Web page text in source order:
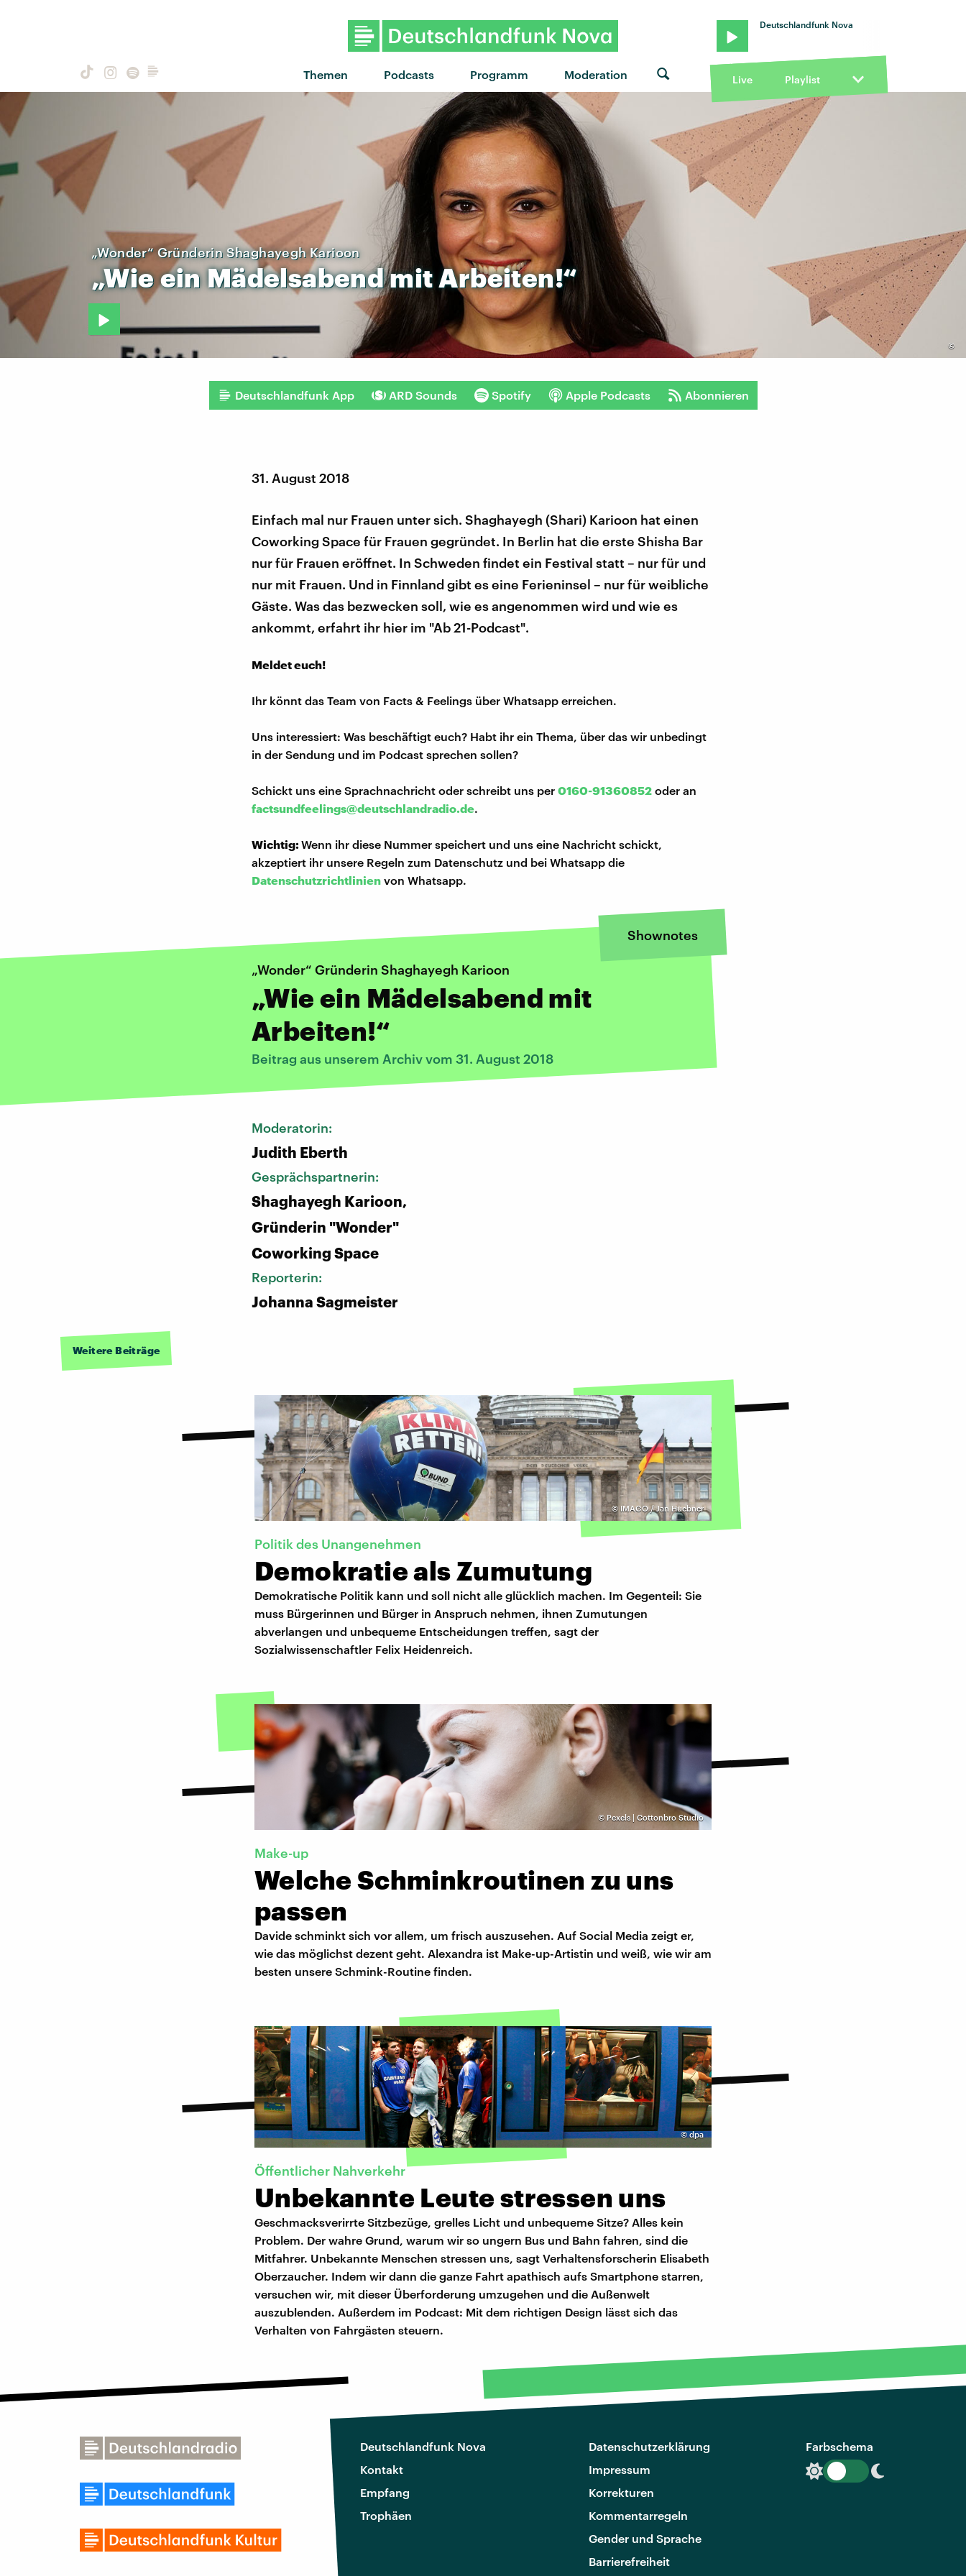
Themen Podcasts Programm Moderation
Deutschlandfunk Nova
Live Playlist
©
„Wonder“ Gründerin Shaghayegh Karioon
„WieeinMädelsabendmit Arbeiten!“
Deutschlandfunk App ARD Sounds Spotify Apple Podcasts Abonnieren
31. August 2018
Einfach mal nur Frauen unter sich. Shaghayegh (Shari) Karioon hat einen
Coworking Space für Frauen gegründet. In Berlin hat die erste Shisha Bar
nur für Frauen eröffnet. In Schweden findet ein Festival statt – nur für und
nur mit Frauen. Und in Finnland gibt es eine Ferieninsel – nur für weibliche
Gäste. Was das bezwecken soll, wie es angenommen wird und wie es
ankommt, erfahrt ihr hier im "Ab 21-Podcast".
Meldet euch!
Ihr könnt das Team von Facts & Feelings über Whatsapp erreichen.
Uns interessiert: Was beschäftigt euch? Habt ihr ein Thema, über das wir unbedingt
in der Sendung und im Podcast sprechen sollen?
Schickt uns eine Sprachnachricht oder schreibt uns per 0160-91360852 oder an
factsundfeelings@deutschlandradio.de.
Wichtig:Wenn ihr diese Nummer speichert und uns eine Nachricht schickt,
akzeptiert ihr unsere Regeln zum Datenschutz und bei Whatsapp die
Datenschutzrichtlinien von Whatsapp.
Shownotes
„Wonder“ Gründerin Shaghayegh Karioon
„Wie ein Mädelsabend mit
Arbeiten!“
Beitrag aus unserem Archiv vom 31. August 2018
Moderatorin:
Judith Eberth
Gesprächspartnerin:
Shaghayegh Karioon,
Gründerin "Wonder"
Coworking Space
Reporterin:
Johanna Sagmeister
Weitere Beiträge
© IMAGO / Jan Huebner
Politik des Unangenehmen
Demokratie als Zumutung
Demokratische Politik kann und soll nicht alle glücklich machen. Im Gegenteil: Sie
muss Bürgerinnen und Bürger in Anspruch nehmen, ihnen Zumutungen
abverlangen und unbequeme Entscheidungen treffen, sagt der
Sozialwissenschaftler Felix Heidenreich.
© Pexels | Cottonbro Studio
Make-up
Welche Schminkroutinen zu uns
passen
Davide schminkt sich vor allem, um frisch auszusehen. Auf Social Media zeigt er,
wie das möglichst dezent geht. Alexandra ist Make-up-Artistin und weiß, wie wir am
besten unsere Schmink-Routine finden.
©dpa
Öffentlicher Nahverkehr
Unbekannte Leute stressen uns
Geschmacksverirrte Sitzbezüge, grelles Licht und unbequeme Sitze? Alles kein
Problem. Der wahre Grund, warum wir so ungern Bus und Bahn fahren, sind die
Mitfahrer. Unbekannte Menschen stressen uns, sagt Verhaltensforscherin Elisabeth
Oberzaucher. Indem wir dann die ganze Fahrt apathisch aufs Smartphone starren,
versuchen wir, mit dieser Überforderung umzugehen und die Außenwelt
auszublenden. Außerdem im Podcast: Mit dem richtigen Design lässt sich das
Verhalten von Fahrgästen steuern.
Deutschlandfunk Nova
Kontakt
Empfang
Trophäen
Datenschutzerklärung
Impressum
Korrekturen
Kommentarregeln
Gender und Sprache
Barrierefreiheit
Farbschema